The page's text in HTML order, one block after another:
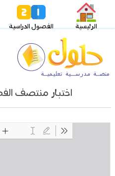
الرئيسية الفصول الدراسية
اختبار منتصف